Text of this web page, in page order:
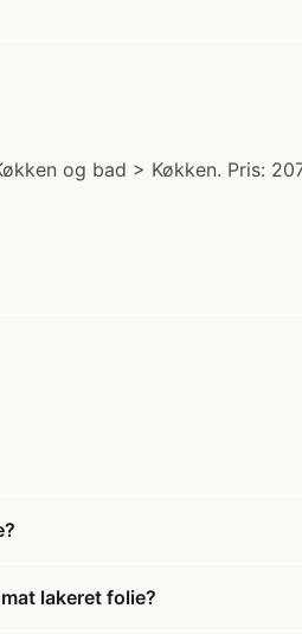
og bad > Køkken. Pris:
lakeret folie?